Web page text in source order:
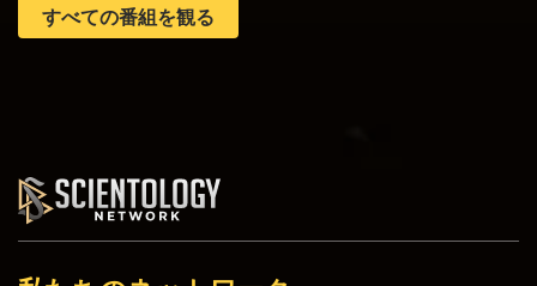
すべての番組を観る